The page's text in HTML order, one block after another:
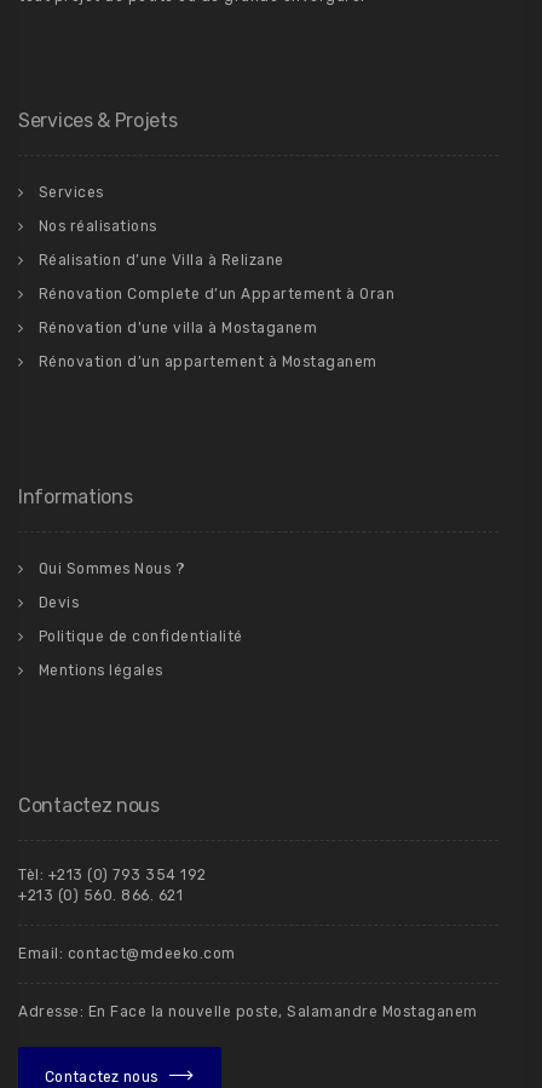
Services & Projets
Services
Nos réalisations
Réalisation d’une Villa à Relizane
Rénovation Complete d’un Appartement à Oran
Rénovation d’une villa à Mostaganem
Rénovation d’un appartement à Mostaganem
Informations
Qui Sommes Nous ?
Devis
Politique de confidentialité
Mentions légales
Contactez nous
Tèl: +213 (0) 793 354 192
+213 (0) 560. 866. 621
Email: contact@mdeeko.com
Adresse: En Face la nouvelle poste, Salamandre Mostaganem
Contactez nous